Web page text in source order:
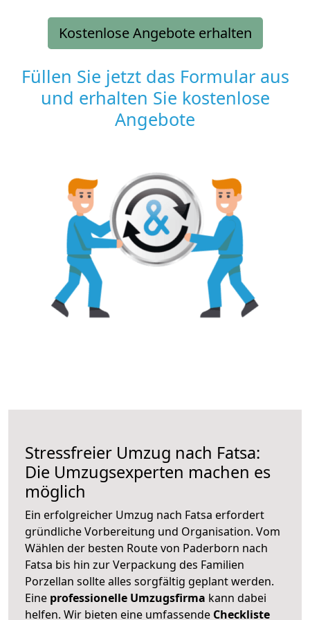
Kostenlose Angebote erhalten
Füllen Sie jetzt das Formular aus
und erhalten Sie kostenlose
Angebote
Stressfreier Umzug nach Fatsa:
Die Umzugsexperten machen es
möglich
Ein erfolgreicher Umzug nach Fatsa erfordert
gründliche Vorbereitung und Organisation. Vom
Wählen der besten Route von Paderborn nach
Fatsa bis hin zur Verpackung des Familien
Porzellan sollte alles sorgfältig geplant werden.
Eine professionelle Umzugsfirma kann dabei
helfen. Wir bieten eine umfassende Checkliste